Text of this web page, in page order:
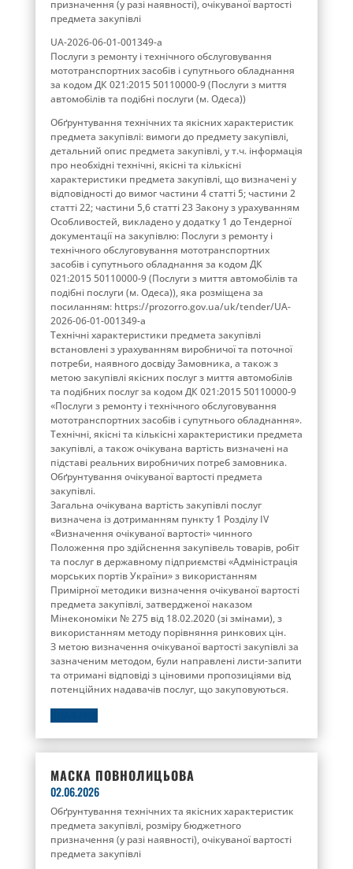
призначення (у разі наявності), очікуваної вартості
предмета закупівлі
UA-2026-06-01-001349-a
Послуги з ремонту і технічного обслуговування
мототранспортних засобів і супутнього обладнання
за кодом ДК 021:2015 50110000-9 (Послуги з миття
автомобілів та подібні послуги (м. Одеса))
Обґрунтування технічних та якісних характеристик
предмета закупівлі: вимоги до предмету закупівлі,
детальний опис предмета закупівлі, у т.ч. інформація
про необхідні технічні, якісні та кількісні
характеристики предмета закупівлі, що визначені у
відповідності до вимог частини 4 статті 5; частини 2
статті 22; частини 5,6 статті 23 Закону з урахуванням
Особливостей, викладено у додатку 1 до Тендерної
документації на закупівлю: Послуги з ремонту і
технічного обслуговування мототранспортних
засобів і супутнього обладнання за кодом ДК
021:2015 50110000-9 (Послуги з миття автомобілів та
подібні послуги (м. Одеса)), яка розміщена за
посиланням: https://prozorro.gov.ua/uk/tender/UA-
2026-06-01-001349-a
Технічні характеристики предмета закупівлі
встановлені з урахуванням виробничої та поточної
потреби, наявного досвіду Замовника, а також з
метою закупівлі якісних послуг з миття автомобілів
та подібних послуг за кодом ДК 021:2015 50110000-9
«Послуги з ремонту і технічного обслуговування
мототранспортних засобів і супутнього обладнання».
Технічні, якісні та кількісні характеристики предмета
закупівлі, а також очікувана вартість визначені на
підставі реальних виробничих потреб замовника.
Обґрунтування очікуваної вартості предмета
закупівлі.
Загальна очікувана вартість закупівлі послуг
визначена із дотриманням пункту 1 Розділу ІV
«Визначення очікуваної вартості» чинного
Положення про здійснення закупівель товарів, робіт
та послуг в державному підприємстві «Адміністрація
морських портів України» з використанням
Примірної методики визначення очікуваної вартості
предмета закупівлі, затвердженої наказом
Мінекономіки № 275 від 18.02.2020 (зі змінами), з
використанням методу порівняння ринкових цін.
З метою визначення очікуваної вартості закупівлі за
зазначеним методом, були направлені листи-запити
та отримані відповіді з ціновими пропозиціями від
потенційних надавачів послуг, що закуповуються.
МАСКА ПОВНОЛИЦЬОВА
02.06.2026
Обґрунтування технічних та якісних характеристик
предмета закупівлі, розміру бюджетного
призначення (у разі наявності), очікуваної вартості
предмета закупівлі